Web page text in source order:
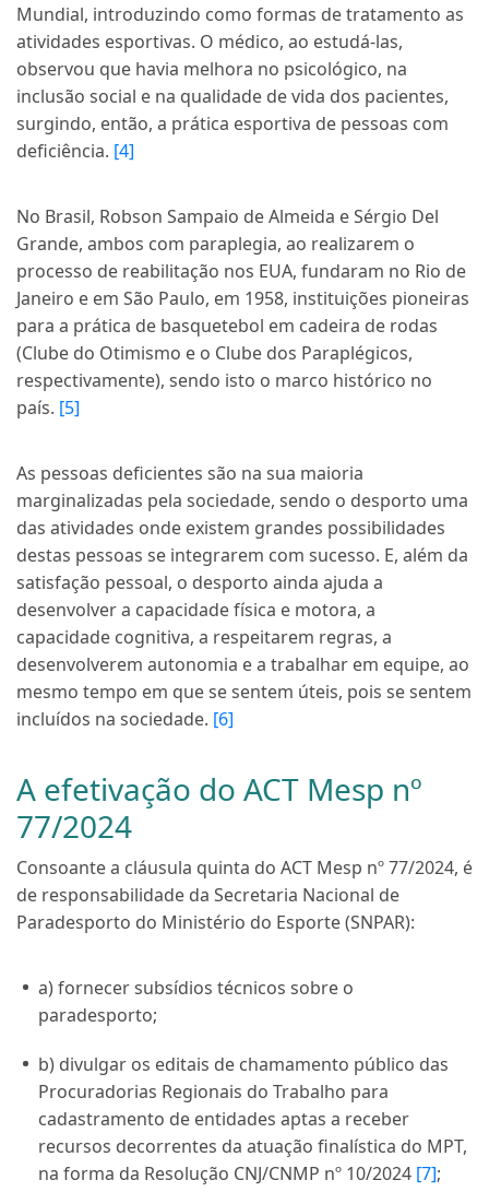
Mundial, introduzindo como formas de tratamento as
atividades esportivas. O médico, ao estudá-las,
observou que havia melhora no psicológico, na
inclusão social e na qualidade de vida dos pacientes,
surgindo, então, a prática esportiva de pessoas com
deficiência. [4]
No Brasil, Robson Sampaio de Almeida e Sérgio Del
Grande, ambos com paraplegia, ao realizarem o
processo de reabilitação nos EUA, fundaram no Rio de
Janeiro e em São Paulo, em 1958, instituições pioneiras
para a prática de basquetebol em cadeira de rodas
(Clube do Otimismo e o Clube dos Paraplégicos,
respectivamente), sendo isto o marco histórico no
país. [5]
As pessoas deficientes são na sua maioria
marginalizadas pela sociedade, sendo o desporto uma
das atividades onde existem grandes possibilidades
destas pessoas se integrarem com sucesso. E, além da
satisfação pessoal, o desporto ainda ajuda a
desenvolver a capacidade física e motora, a
capacidade cognitiva, a respeitarem regras, a
desenvolverem autonomia e a trabalhar em equipe, ao
mesmo tempo em que se sentem úteis, pois se sentem
incluídos na sociedade. [6]
A efetivação do ACT Mesp nº
77/2024
Consoante a cláusula quinta do ACT Mesp nº 77/2024, é
de responsabilidade da Secretaria Nacional de
Paradesporto do Ministério do Esporte (SNPAR):
a) fornecer subsídios técnicos sobre o
paradesporto;
b) divulgar os editais de chamamento público das
Procuradorias Regionais do Trabalho para
cadastramento de entidades aptas a receber
recursos decorrentes da atuação finalística do MPT,
na forma da Resolução CNJ/CNMP nº 10/2024 [7];